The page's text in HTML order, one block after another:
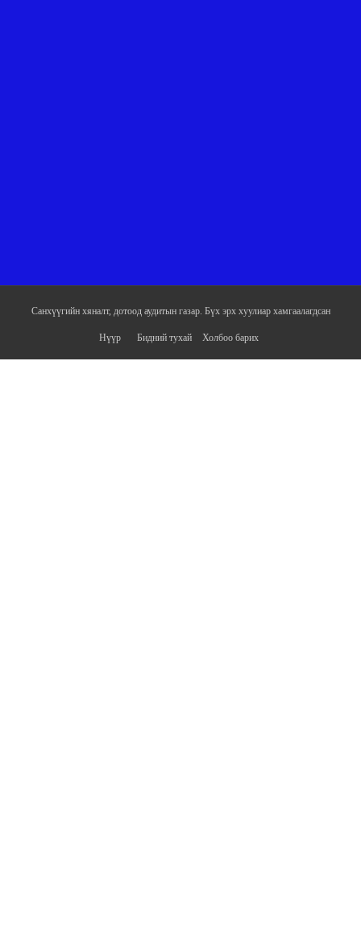
Санхүүгийн хяналт, дотоод аудитын газар. Бүх эрх хуулиар хамгаалагдсан
Нүүр Бидний тухай Холбоо барих